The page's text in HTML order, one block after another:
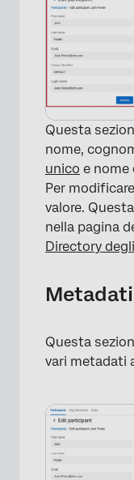
Questa
nome,
unico e nome
Per
valore.
nella pagina
Directory
Metadati
Questa
vari metadati